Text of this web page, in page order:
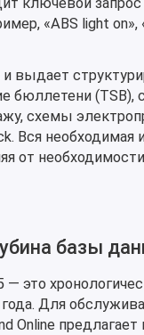
«ABS light on»,
выдает
бюллетени (TSB),
схемы
Вся необходимая
от
базы
это
Для
Online